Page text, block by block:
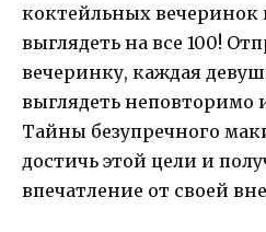
коктейльных вечеринок
выглядеть на все 100!
вечеринку, каждая
выглядеть неповторимо
Тайны безупречного
достичь этой цели и
впечатление от своей